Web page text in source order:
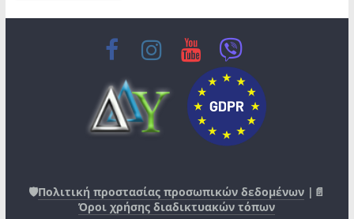
🛡️Πολιτική προστασίας προσωπικών δεδομένων |📄
Όροι χρήσης διαδικτυακών τόπων